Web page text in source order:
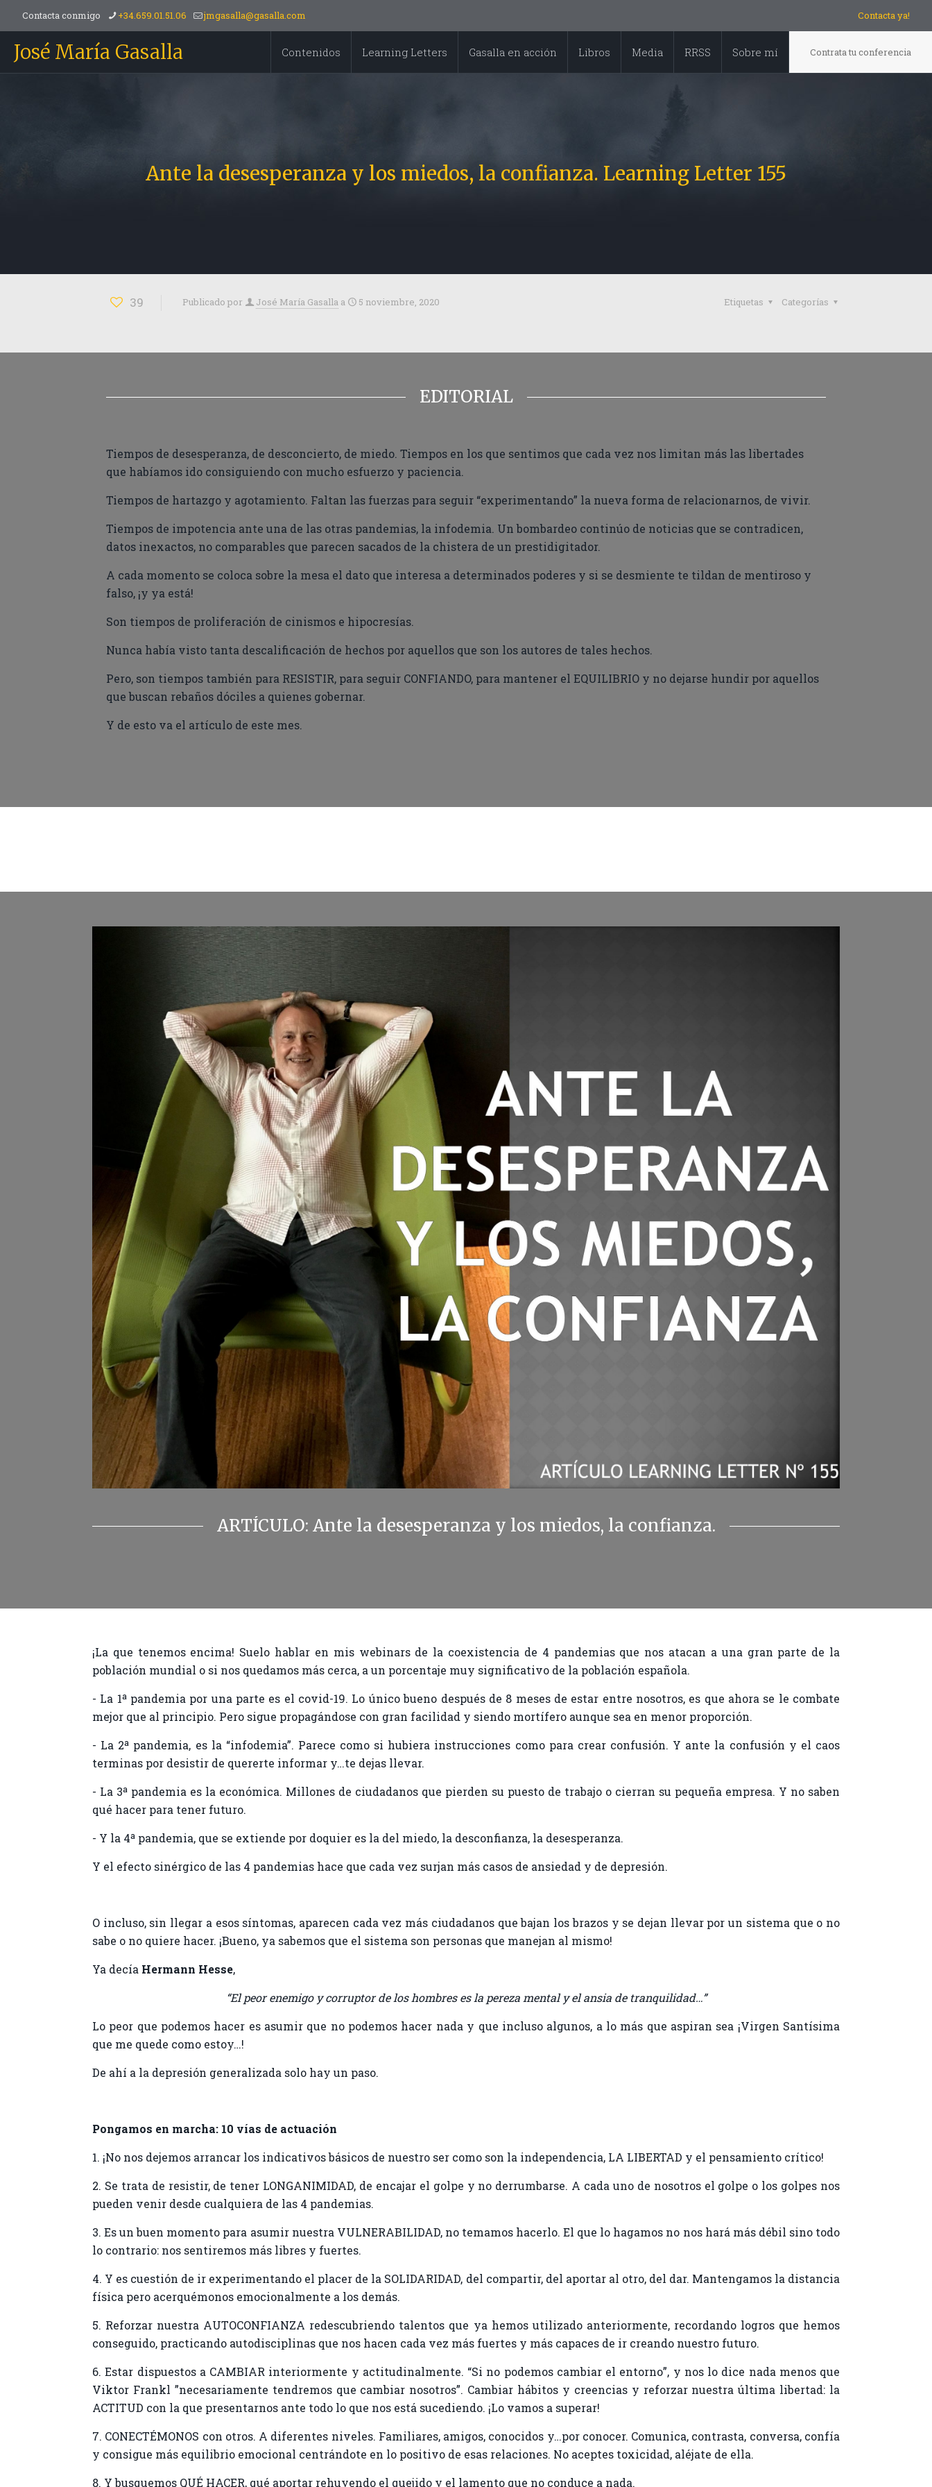
Contacta conmigo +34.659.01.51.06 jmgasalla@gasalla.com Contacta ya!
José María Gasalla Contenidos Learning Letters Gasalla en acción Libros Media RRSS Sobre mí Contrata tu conferencia
Ante la desesperanza y los miedos, la confianza. Learning Letter 155
39 Publicado por José María Gasalla a 5 noviembre, 2020 Categorías
Etiquetas
EDITORIAL
Tiempos de desesperanza, de desconcierto, de miedo. Tiempos en los que sentimos que cada vez nos limitan más las libertades
que habíamos ido consiguiendo con mucho esfuerzo y paciencia.
Tiempos de hartazgo y agotamiento. Faltan las fuerzas para seguir “experimentando” la nueva forma de relacionarnos, de vivir.
Tiempos de impotencia ante una de las otras pandemias, la infodemia. Un bombardeo continúo de noticias que se contradicen,
datos inexactos, no comparables que parecen sacados de la chistera de un prestidigitador.
A cada momento se coloca sobre la mesa el dato que interesa a determinados poderes y si se desmiente te tildan de mentiroso y
falso, ¡y ya está!
Son tiempos de proliferación de cinismos e hipocresías.
Nunca había visto tanta descalificación de hechos por aquellos que son los autores de tales hechos.
Pero, son tiempos también para RESISTIR, para seguir CONFIANDO, para mantener el EQUILIBRIO y no dejarse hundir por aquellos
que buscan rebaños dóciles a quienes gobernar.
Y de esto va el artículo de este mes.
ARTÍCULO: Ante la desesperanza y los miedos, la confianza.
¡La que tenemos encima! Suelo hablar en mis webinars de la coexistencia de 4 pandemias que nos atacan a una gran parte de la
población mundial o si nos quedamos más cerca, a un porcentaje muy significativo de la población española.
- La 1ª pandemia por una parte es el covid-19. Lo único bueno después de 8 meses de estar entre nosotros, es que ahora se le combate
mejor que al principio. Pero sigue propagándose con gran facilidad y siendo mortífero aunque sea en menor proporción.
- La 2ª pandemia, es la “infodemia”. Parece como si hubiera instrucciones como para crear confusión. Y ante la confusión y el caos
terminas por desistir de quererte informar y…te dejas llevar.
- La 3ª pandemia es la económica. Millones de ciudadanos que pierden su puesto de trabajo o cierran su pequeña empresa. Y no saben
qué hacer para tener futuro.
- Y la 4ª pandemia, que se extiende por doquier es la del miedo, la desconfianza, la desesperanza.
Y el efecto sinérgico de las 4 pandemias hace que cada vez surjan más casos de ansiedad y de depresión.
O incluso, sin llegar a esos síntomas, aparecen cada vez más ciudadanos que bajan los brazos y se dejan llevar por un sistema que o no
sabe o no quiere hacer. ¡Bueno, ya sabemos que el sistema son personas que manejan al mismo!
Ya decía Hermann Hesse,
“El peor enemigo y corruptor de los hombres es la pereza mental y el ansia de tranquilidad…”
Lo peor que podemos hacer es asumir que no podemos hacer nada y que incluso algunos, a lo más que aspiran sea ¡Virgen Santísima
que me quede como estoy…!
De ahí a la depresión generalizada solo hay un paso.
Pongamos en marcha: 10 vías de actuación
1. ¡No nos dejemos arrancar los indicativos básicos de nuestro ser como son la independencia, LA LIBERTAD y el pensamiento crítico!
2. Se trata de resistir, de tener LONGANIMIDAD, de encajar el golpe y no derrumbarse. A cada uno de nosotros el golpe o los golpes nos
pueden venir desde cualquiera de las 4 pandemias.
3. Es un buen momento para asumir nuestra VULNERABILIDAD, no temamos hacerlo. El que lo hagamos no nos hará más débil sino todo
lo contrario: nos sentiremos más libres y fuertes.
4. Y es cuestión de ir experimentando el placer de la SOLIDARIDAD, del compartir, del aportar al otro, del dar. Mantengamos la distancia
física pero acerquémonos emocionalmente a los demás.
5. Reforzar nuestra AUTOCONFIANZA redescubriendo talentos que ya hemos utilizado anteriormente, recordando logros que hemos
conseguido, practicando autodisciplinas que nos hacen cada vez más fuertes y más capaces de ir creando nuestro futuro.
6. Estar dispuestos a CAMBIAR interiormente y actitudinalmente. “Si no podemos cambiar el entorno”, y nos lo dice nada menos que
Viktor Frankl ”necesariamente tendremos que cambiar nosotros”. Cambiar hábitos y creencias y reforzar nuestra última libertad: la
ACTITUD con la que presentarnos ante todo lo que nos está sucediendo. ¡Lo vamos a superar!
7. CONECTÉMONOS con otros. A diferentes niveles. Familiares, amigos, conocidos y…por conocer. Comunica, contrasta, conversa, confía
y consigue más equilibrio emocional centrándote en lo positivo de esas relaciones. No aceptes toxicidad, aléjate de ella.
8. Y busquemos QUÉ HACER, qué aportar rehuyendo el quejido y el lamento que no conduce a nada.